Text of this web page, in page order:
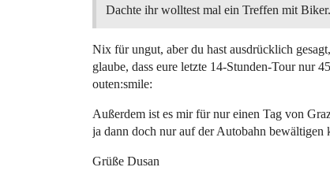
Dachte ihr wolltest mal ein Treffen mit Biker.
Nix für ungut, aber du hast ausdrücklich
glaube, dass eure letzte 14-Stunden-Tour nur
outen:smile:
Außerdem ist es mir für nur einen Tag von
ja dann doch nur auf der Autobahn bewältigen
Grüße Dusan